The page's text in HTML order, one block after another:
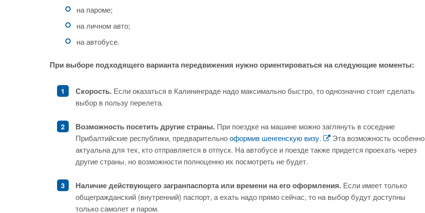
на пароме;
на личном авто;
на автобусе.
При выборе подходящего варианта передвижения нужно ориентироваться на следующие моменты:
Скорость. Если оказаться в Калининграде надо максимально быстро, то однозначно стоит сделать
выбор в пользу перелета.
Возможность посетить другие страны. При поездке на машине можно заглянуть в соседние
Прибалтийские республики, предварительнооформив шенгенскую визу.
Эта возможность особенно
актуальна для тех, кто отправляется в отпуск. На автобусе и поезде также придется проехать через
другие страны, но возможности полноценно их посмотреть не будет.
Наличие действующего загранпаспорта или времени на его оформления. Если имеет только
общегражданский (внутренний) паспорт, а ехать надо прямо сейчас, то на выбор будут доступны
только самолет и паром.